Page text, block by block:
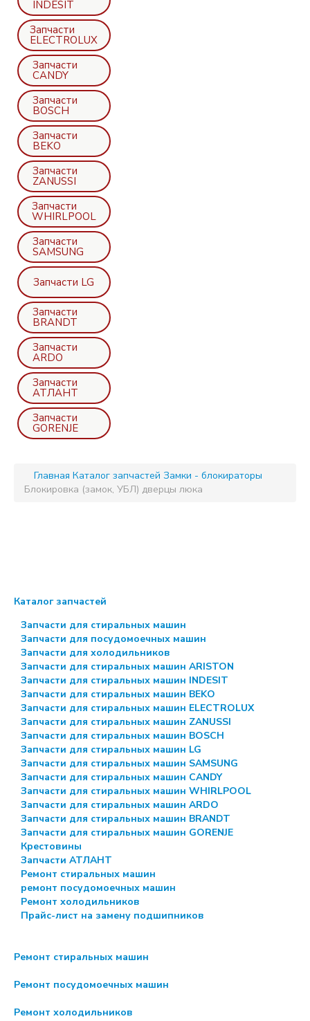
INDESIT
Запчасти
ELECTROLUX
Запчасти
CANDY
Запчасти
BOSCH
Запчасти
BEKO
Запчасти
ZANUSSI
Запчасти
WHIRLPOOL
Запчасти
SAMSUNG
Запчасти LG
Запчасти
BRANDT
Запчасти
ARDO
Запчасти
АТЛАНТ
Запчасти
GORENJE
Главная Каталог запчастей Замки - блокираторы
Блокировка (замок, УБЛ) дверцы люка
Каталог запчастей
Запчасти для стиральных машин
Запчасти для посудомоечных машин
Запчасти для холодильников
Запчасти для стиральных машин ARISTON
Запчасти для стиральных машин INDESIT
Запчасти для стиральных машин BEKO
Запчасти для стиральных машин ELECTROLUX
Запчасти для стиральных машин ZANUSSI
Запчасти для стиральных машин BOSCH
Запчасти для стиральных машин LG
Запчасти для стиральных машин SAMSUNG
Запчасти для стиральных машин CANDY
Запчасти для стиральных машин WHIRLPOOL
Запчасти для стиральных машин ARDO
Запчасти для стиральных машин BRANDT
Запчасти для стиральных машин GORENJE
Крестовины
Запчасти АТЛАНТ
Ремонт стиральных машин
ремонт посудомоечных машин
Ремонт холодильников
Прайс-лист на замену подшипников
Ремонт стиральных машин
Ремонт посудомоечных машин
Ремонт холодильников